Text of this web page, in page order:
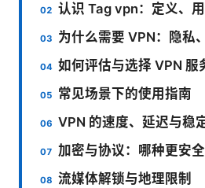
认识 Tag vpn：定义、
为什么需要 VPN：隐私
如何评估与选择 VPN 服
常见场景下的使用指南
VPN 的速度、延迟与稳
加密与协议：哪种更安全
流媒体解锁与地理限制